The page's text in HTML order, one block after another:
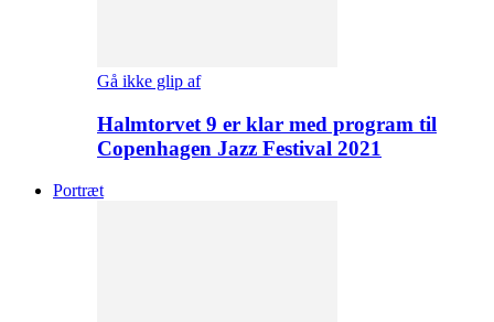
Gå ikke glip af
Halmtorvet 9 er klar med program til
Copenhagen Jazz Festival 2021
Portræt